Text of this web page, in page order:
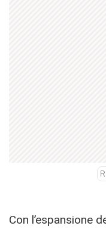
Con l’espansione